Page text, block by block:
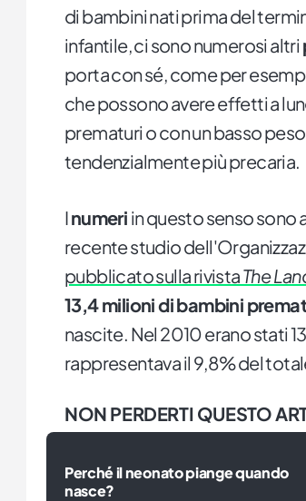
di bambini nati prima del
infantile, ci sono numerosi altri
porta con sé, come per
che possono avere effetti a
prematuri o con un basso
tendenzialmente più precaria.
Inumeri in questo senso sono
recente studio
pubblicato sulla rivistaThe
13,4 milioni di bambini
nascite. Nel 2010 erano stati
rappresentava il 9,8% del
NON PERDERTI QUESTO
Perché il neonato piange quando
nasce?